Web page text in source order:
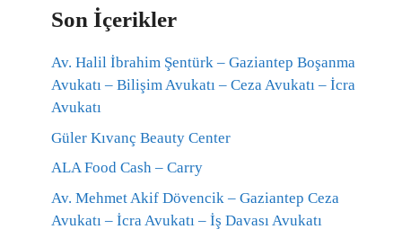
Son İçerikler
Av. Halil İbrahim Şentürk – Gaziantep Boşanma
Avukatı – Bilişim Avukatı – Ceza Avukatı – İcra
Avukatı
Güler Kıvanç Beauty Center
ALA Food Cash – Carry
Av. Mehmet Akif Dövencik – Gaziantep Ceza
Avukatı – İcra Avukatı – İş Davası Avukatı